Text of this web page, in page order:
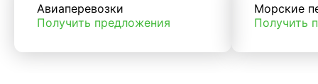
Авиаперевозки
Получить предложения
Морские
Получить